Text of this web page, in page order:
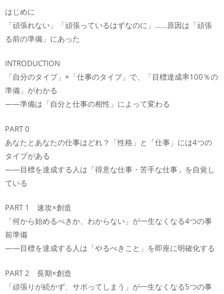
はじめに
「頑張れない」「頑張っているはずなのに」……原因は「頑張
る前の準備」にあった
INTRODUCTION
「自分のタイプ」×「仕事のタイプ」で、「目標達成率100％の
準備」がわかる
――準備は「自分と仕事の相性」によって変わる
PART 0
あなたとあなたの仕事はどれ？「性格」と「仕事」には4つの
タイプがある
――目標を達成する人は「得意な仕事・苦手な仕事」を自覚し
ている
PART 1 速攻×創造
「何から始めるべきか、わからない」が一生なくなる4つの事
前準備
――目標を達成する人は「やるべきこと」を即座に明確化する
PART 2 長期×創造
「頑張りが続かず、サボってしまう」が一生なくなる5つの事